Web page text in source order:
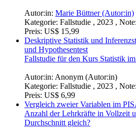
Autor:in: Marie Büttner (Autor:in)
Kategorie: Fallstudie , 2023 ,
Preis: US$ 15,99
Deskriptive Statistik und
und Hypothesentest
Fallstudie für den Kurs Statistik
Autor:in: Anonym (Autor:in)
Kategorie: Fallstudie , 2023 ,
Preis: US$ 6,99
Vergleich zweier Variablen im
Anzahl der Lehrkräfte in Vollzeit
Durchschnitt gleich?